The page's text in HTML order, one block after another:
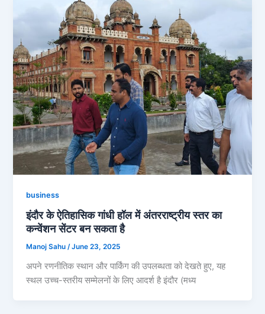
business
इंदौर के ऐतिहासिक गांधी हॉल में अंतरराष्ट्रीय स्तर का
कन्वेंशन सेंटर बन सकता है
Manoj Sahu/June 23, 2025
अपने रणनीतिक स्थान और पार्किंग की उपलब्धता को देखते हुए, यह
स्थल उच्च-स्तरीय सम्मेलनों के लिए आदर्श है इंदौर (मध्य